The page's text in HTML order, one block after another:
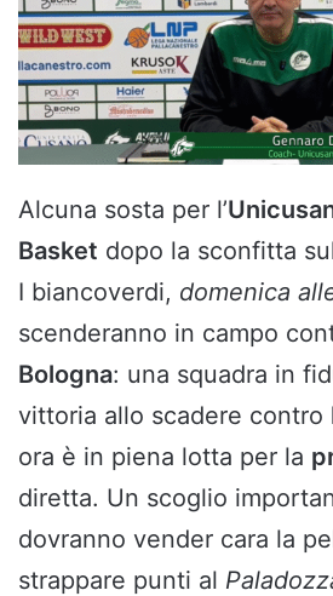
Alcuna sosta per l’
Basket dopo la sconfitta
I biancoverdi, domenica
scenderanno in campo
Bologna: una squadra in
vittoria allo scadere contro
ora è in piena lotta per la
diretta. Un scoglio
dovranno vender cara la
strappare punti al